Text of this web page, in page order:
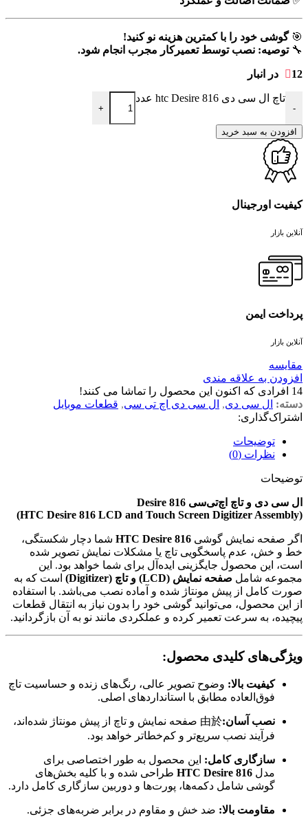
🎯گوشی خود را با کمترین هزینه نو کنید!
🔧توصیه: نصب توسط تعمیرکار مجرب انجام شود.
12 در انبار
-
تاچ ال سی دی htc Desire 816 عدد
+
افزودن به سبد خرید
کیفیت اورجینال
آنلاین بازار
پرداخت ایمن
آنلاین بازار
مقايسه
افزودن به علاقه مندی
14 افرادی که اکنون این محصول را تماشا می کنند!
دسته: ال سی دی, ال سی دی اچ تی سی, قطعات موبایل
اشتراک‌گذاری:
توضیحات
نظرات (0)
توضیحات
ال سی دی و تاچ اچ‌تی‌سی Desire 816
(HTC Desire 816 LCD and Touch Screen Digitizer Assembly)
اگر صفحه نمایش گوشی HTC Desire 816 شما دچار شکستگی،
خط و خش، عدم پاسخگویی تاچ یا مشکلات نمایش تصویر شده
است، این محصول جایگزینی ایده‌آل برای شما خواهد بود. این
مجموعه شامل صفحه نمایش (LCD) و تاچ (Digitizer)
است که به
صورت کامل از پیش مونتاژ شده و آماده نصب می‌باشد. با استفاده
از این محصول، می‌توانید گوشی خود را بدون نیاز به انتقال قطعات
پیچیده، به سرعت تعمیر کرده و عملکردی مانند نو به آن بازگردانید.
ویژگی‌های کلیدی محصول:
کیفیت بالا: وضوح تصویر عالی، رنگ‌های زنده و حساسیت تاچ
فوق‌العاده مطابق با استانداردهای اصلی.
نصب آسان:
由於 صفحه نمایش و تاچ از پیش مونتاژ شده‌اند،
فرآیند نصب سریع‌تر و کم‌خطاتر خواهد بود.
سازگاری کامل: این محصول به طور اختصاصی برای
مدل HTC Desire 816 طراحی شده و با کلیه بخش‌های
گوشی شامل دکمه‌ها، پورت‌ها و دوربین سازگاری کامل دارد.
مقاومت بالا: ضد خش و مقاوم در برابر ضربه‌های جزئی.